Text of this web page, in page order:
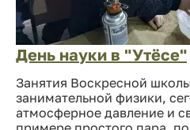
День науки в "Утёсе"
Занятия Воскресной
занимательной физики,
атмосферное давление и